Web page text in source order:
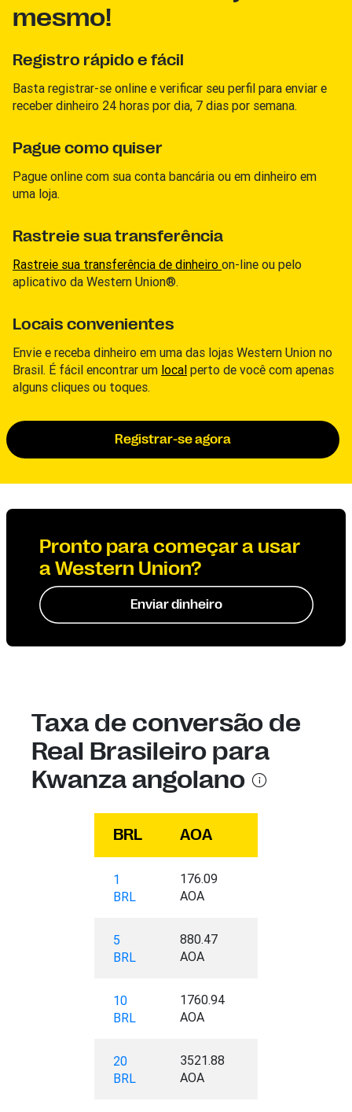
mesmo!
Registro rápido e fácil
Basta registrar-se online e verificar seu perfil para enviar e
receber dinheiro 24 horas por dia, 7 dias por semana.
Pague como quiser
Pague online com sua conta bancária ou em dinheiro em
uma loja.
Rastreie sua transferência
Rastreie sua transferência de dinheiro on-line ou pelo
aplicativo da Western Union®.
Locais convenientes
Envie e receba dinheiro em uma das lojas Western Union no
Brasil. É fácil encontrar um local perto de você com apenas
alguns cliques ou toques.
Registrar-se agora
Pronto para começar a usar
a Western Union?
Enviar dinheiro
Taxa de conversão de
Real Brasileiro para
Kwanza angolano
BRL AOA
1
BRL
176.09
AOA
5
BRL
880.47
AOA
10
BRL
1760.94
AOA
20
BRL
3521.88
AOA